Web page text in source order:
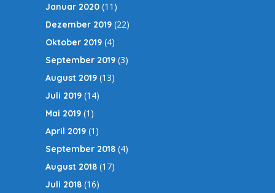
Januar 2020 (11)
Dezember 2019 (22)
Oktober 2019 (4)
September 2019 (3)
August 2019 (13)
Juli 2019 (14)
Mai 2019 (1)
April 2019 (1)
September 2018 (4)
August 2018 (17)
Juli 2018 (16)